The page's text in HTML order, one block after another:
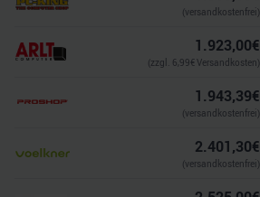
(versandkostenfrei)
1.923,00€
(zzgl. 6,99€ Versandkosten)
1.943,39€
(versandkostenfrei)
2.401,30€
(versandkostenfrei)